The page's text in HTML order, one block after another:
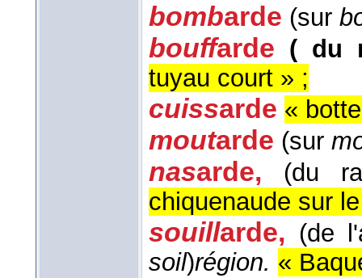
bombarde (sur
bouffarde ( du
tuyau court » ;
cuissarde «
moutarde (sur
nasarde, (du
chiquenaude sur
souillarde, (de
soil)région. «